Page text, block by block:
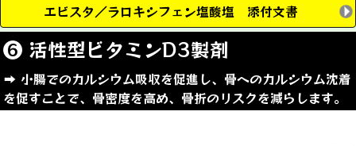
エビスタ／ラロキシフェン塩酸塩 添付文書
❻ 活性型ビタミンD3製剤
➡︎ 小腸でのカルシウム吸収を促進し、骨へのカルシウム沈着
を促すことで、骨密度を高め、骨折のリスクを減らします。